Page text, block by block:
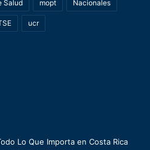
Salud mopt Nacionales
ucr
Lo Que Importa en Costa Rica